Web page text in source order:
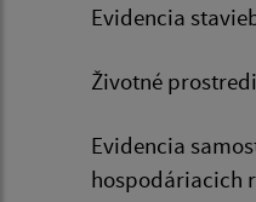
Evidencia
Životné
Evidencia
hospodáriacich